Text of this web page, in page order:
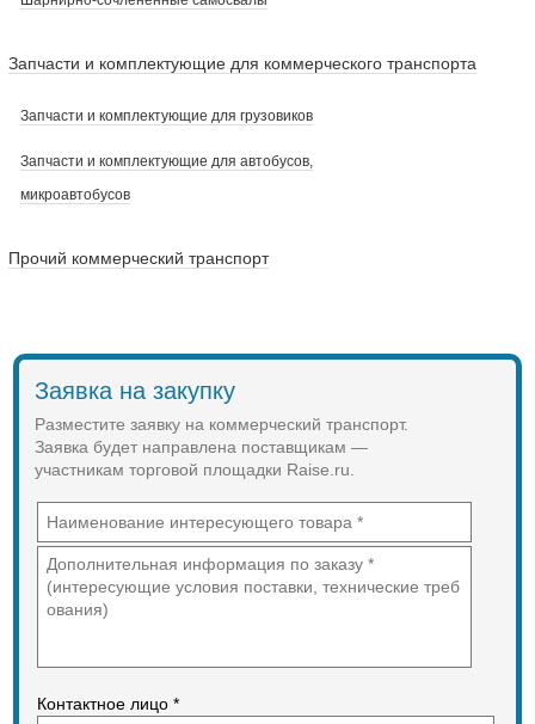
Запчасти и комплектующие для коммерческого транспорта
Запчасти и комплектующие для грузовиков
Запчасти и комплектующие для автобусов,
микроавтобусов
Прочий коммерческий транспорт
Заявка на закупку
Разместите заявку на коммерческий транспорт.
Заявка будет направлена поставщикам —
участникам торговой площадки Raise.ru.
Контактное лицо *